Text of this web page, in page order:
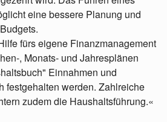
eine bessere Planung und
fürs eigene Finanzmanagement
, Monats- und Jahresplänen
Einnahmen und
festgehalten werden. Zahlreiche
zudem die Haushaltsführung.«